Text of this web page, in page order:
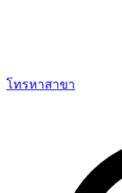
โทรหาสาขา